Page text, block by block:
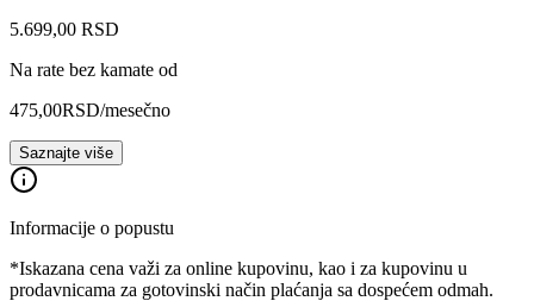
5.699,00 RSD
Na rate bez kamate od
475,00RSD/mesečno
Saznajte više
Informacije o popustu
*Iskazana cena važi za online kupovinu, kao i za kupovinu u
prodavnicama za gotovinski način plaćanja sa dospećem odmah.